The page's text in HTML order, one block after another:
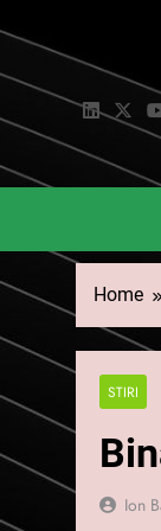
to
content
Home
STIRI
Ion